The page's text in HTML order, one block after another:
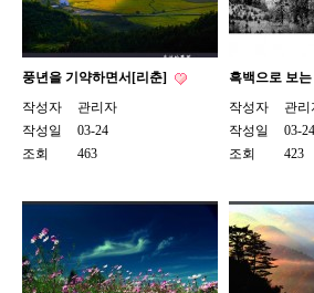
풍년을 기약하면서[리춘]
작성자
관리자
작성일
03-24
조회
463
흑백으로 보
작성자
관리
작성일
03-24
조회
423